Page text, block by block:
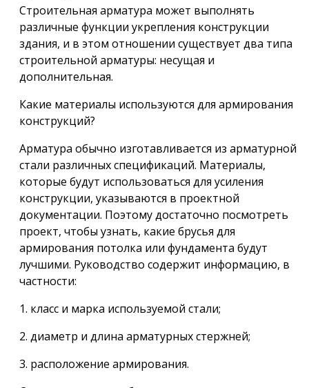
Строительная арматура может выполнять
различные функции укрепления конструкции
здания, и в этом отношении существует два типа
строительной арматуры: несущая и
дополнительная.
Какие материалы используются для армирования
конструкций?
Арматура обычно изготавливается из арматурной
стали различных спецификаций. Материалы,
которые будут использоваться для усиления
конструкции, указываются в проектной
документации. Поэтому достаточно посмотреть
проект, чтобы узнать, какие брусья для
армирования потолка или фундамента будут
лучшими. Руководство содержит информацию, в
частности:
1. класс и марка используемой стали;
2. диаметр и длина арматурных стержней;
3. расположение армирования.